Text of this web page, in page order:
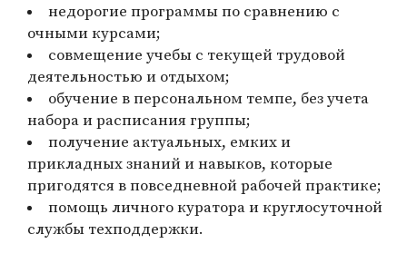
недорогие программы по сравнению с
очными курсами;
совмещение учебы с текущей трудовой
деятельностью и отдыхом;
обучение в персональном темпе, без учета
набора и расписания группы;
получение актуальных, емких и
прикладных знаний и навыков, которые
пригодятся в повседневной рабочей практике;
помощь личного куратора и круглосуточной
службы техподдержки.